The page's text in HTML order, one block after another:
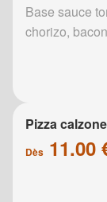
Base sauce
chorizo, bacon
Pizza
Dès 11.00